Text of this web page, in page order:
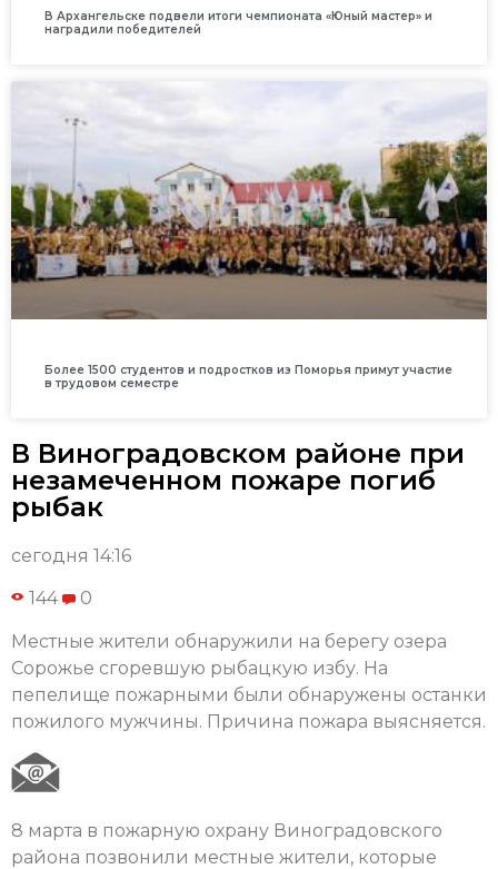
В Архангельске подвели итоги чемпионата «Юный мастер» и
наградили победителей
Более 1500 студентов и подростков из Поморья примут участие
в трудовом семестре
В Виноградовском районе при
незамеченном пожаре погиб
рыбак
сегодня 14:16
144 0
Местные жители обнаружили на берегу озера
Сорожье сгоревшую рыбацкую избу. На
пепелище пожарными были обнаружены останки
пожилого мужчины. Причина пожара выясняется.
8 марта в пожарную охрану Виноградовского
района позвонили местные жители, которые